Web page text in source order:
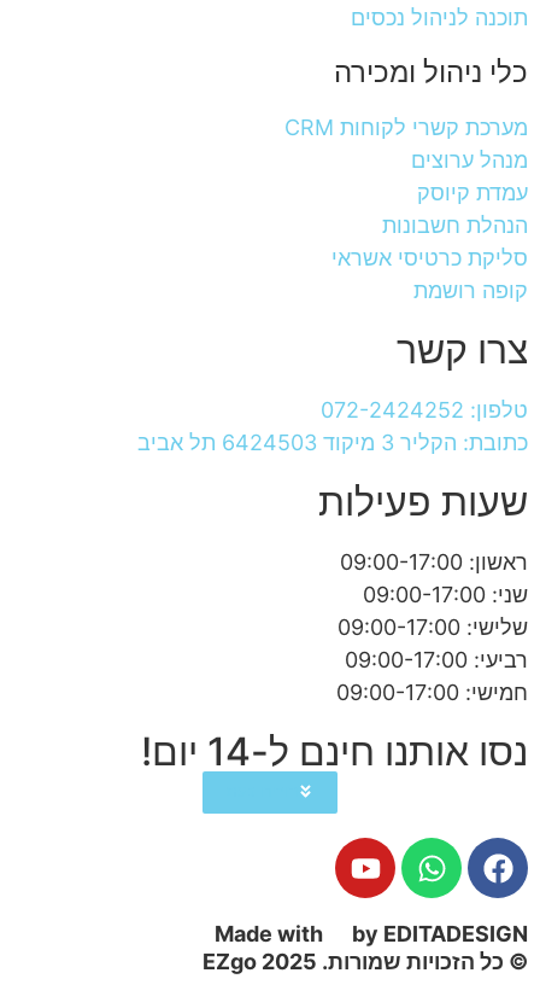
תוכנה לניהול נכסים
כלי ניהול ומכירה
מערכת קשרי לקוחות CRM
מנהל ערוצים
עמדת קיוסק
הנהלת חשבונות
סליקת כרטיסי אשראי
קופה רושמת
צרו קשר
טלפון: 072-2424252
כתובת: הקליר 3 מיקוד 6424503 תל אביב
שעות פעילות
ראשון: 09:00-17:00
שני: 09:00-17:00
שלישי: 09:00-17:00
רביעי: 09:00-17:00
חמישי: 09:00-17:00
נסו אותנו חינם ל-14 יום!
Made with
by EDITADESIGN
© כל הזכויות שמורות. 2025 EZgo